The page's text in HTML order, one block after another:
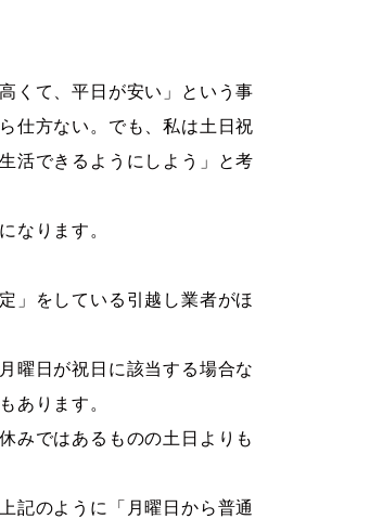
くて、平日が安い」という事
仕方ない。でも、私は土日祝
活できるようにしよう」と考
なります。
」をしている引越し業者がほ
曜日が祝日に該当する場合な
あります。
みではあるものの土日よりも
記のように「月曜日から普通